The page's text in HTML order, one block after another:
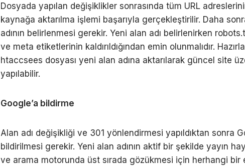
Dosyada yapılan değişiklikler sonrasında tüm URL
kaynağa aktarılma işlemi başarıyla gerçekleştirilir. Daha
adının belirlenmesi gerekir. Yeni alan adı belirlenirken
ve meta etiketlerinin kaldırıldığından emin olunmalıdır.
htaccsees dosyası yeni alan adına aktarılarak güncel site
yapılabilir.
Google’a bildirme
Alan adı değişikliği ve 301 yönlendirmesi yapıldıktan sonra
bildirilmesi gerekir. Yeni alan adının aktif bir şekilde yayın
ve arama motorunda üst sırada gözükmesi için herhangi bir